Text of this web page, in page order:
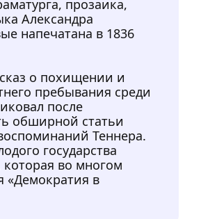
прозаика,
Александра
напечатана в 1836
о похищении и
пребывания среди
после
обширной статьи
Теннера.
государства
во многом
«Демократия в